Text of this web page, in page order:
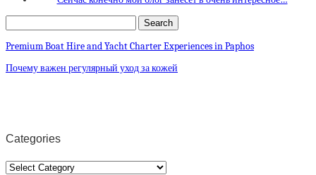
Premium Boat Hire and Yacht Charter Experiences in Paphos
Почему важен регулярный уход за кожей
Categories
Categories